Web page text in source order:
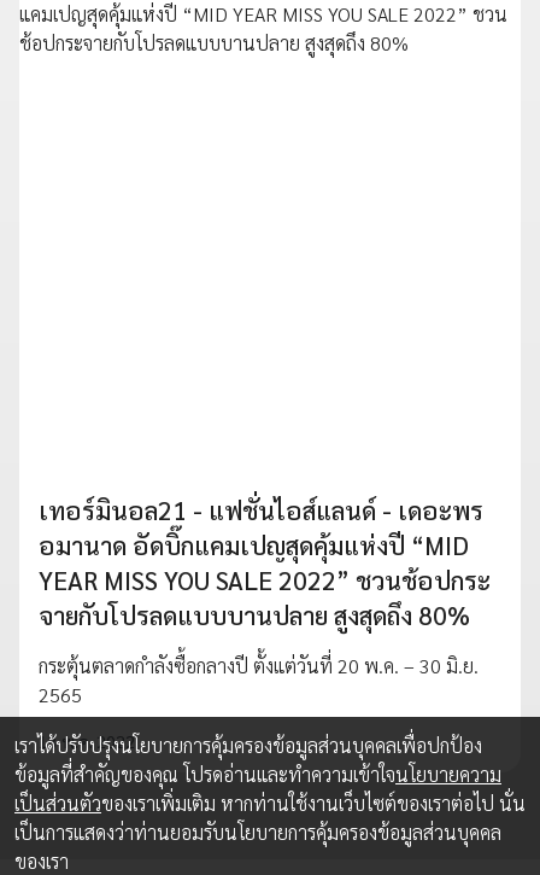
เทอร์มินอล21 - แฟชั่นไอส์แลนด์ - เดอะพร
อมานาด อัดบิ๊กแคมเปญสุดคุ้มแห่งปี “MID
YEAR MISS YOU SALE 2022” ชวนช้อปกระ
จายกับโปรลดแบบบานปลาย สูงสุดถึง 80%
กระตุ้นตลาดกำลังซื้อกลางปี ตั้งแต่วันที่ 20 พ.ค. – 30 มิ.ย.
2565
13 พ.ค. 2022
เราได้ปรับปรุงนโยบายการคุ้มครองข้อมูลส่วนบุคคลเพื่อปกป้อง
ข้อมูลที่สำคัญของคุณ โปรดอ่านและทำความเข้าใจนโยบายความ
เป็นส่วนตัวของเราเพิ่มเติม หากท่านใช้งานเว็บไซต์ของเราต่อไป นั่น
เป็นการแสดงว่าท่านยอมรับนโยบายการคุ้มครองข้อมูลส่วนบุคคล
ของเรา